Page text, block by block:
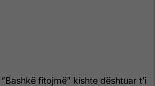
fitojmë” kishte dështuar t’i